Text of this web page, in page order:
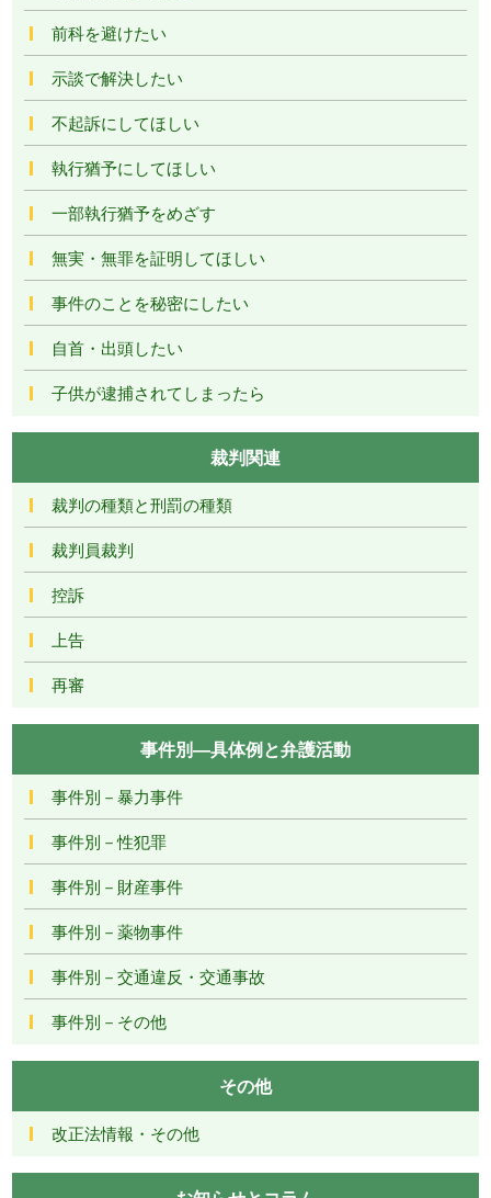
前科を避けたい
示談で解決したい
不起訴にしてほしい
執行猶予にしてほしい
一部執行猶予をめざす
無実・無罪を証明してほしい
事件のことを秘密にしたい
自首・出頭したい
子供が逮捕されてしまったら
裁判関連
裁判の種類と刑罰の種類
裁判員裁判
控訴
上告
再審
事件別―具体例と弁護活動
事件別－暴力事件
事件別－性犯罪
事件別－財産事件
事件別－薬物事件
事件別－交通違反・交通事故
事件別－その他
その他
改正法情報・その他